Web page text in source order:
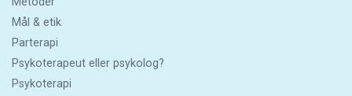
Mål & etik
Parterapi
Psykoterapeut eller psykolog?
Psykoterapi